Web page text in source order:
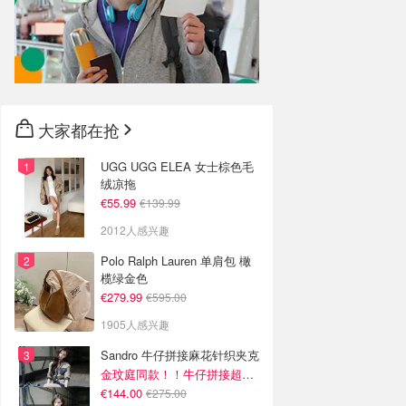
大家都在抢
UGG UGG ELEA 女士棕色毛
绒凉拖
€55.99 €139.99
2012人感兴趣
Polo Ralph Lauren 单肩包 橄
榄绿金色
€279.99 €595.00
1905人感兴趣
Sandro 牛仔拼接麻花针织夹克
金玟庭同款！！牛仔拼接超有层次感
€144.00 €275.00